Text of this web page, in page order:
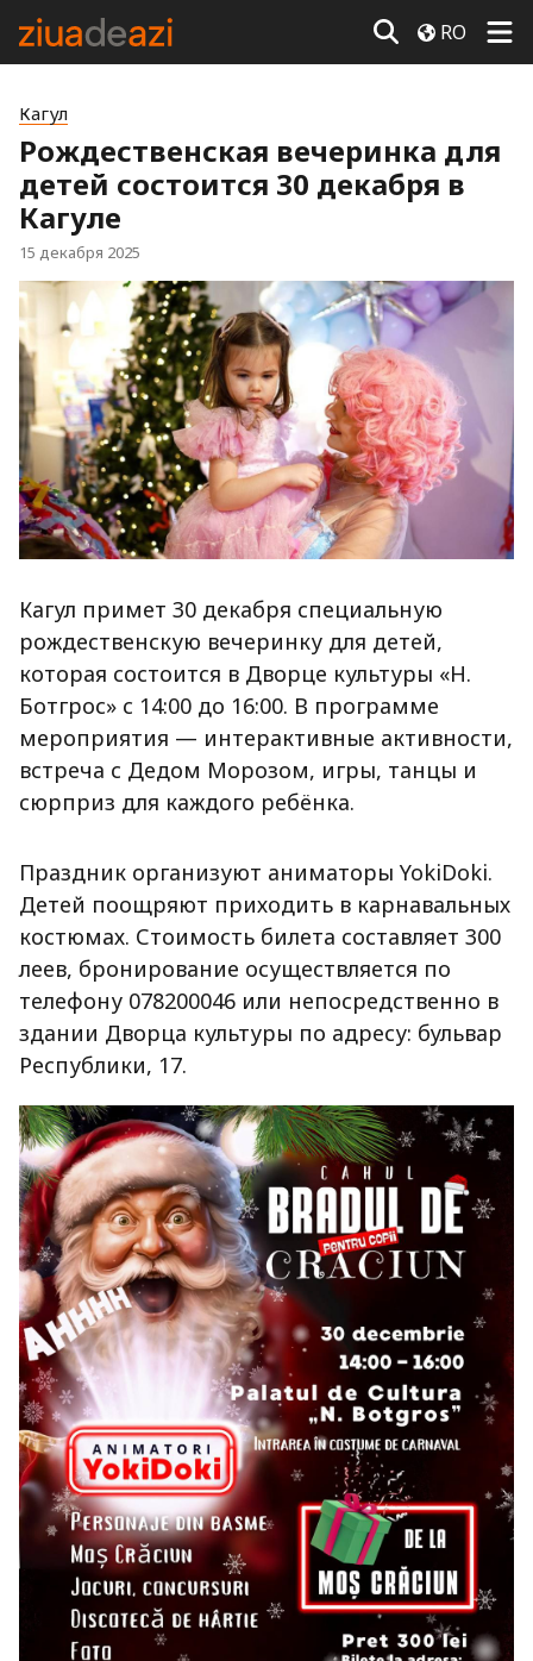
RO
Кагул
Рождественская вечеринка для
детей состоится 30 декабря в
Кагуле
15 декабря 2025
Кагул примет 30 декабря специальную
рождественскую вечеринку для детей,
которая состоится в Дворце культуры «Н.
Ботгрос» с 14:00 до 16:00. В программе
мероприятия — интерактивные активности,
встреча с Дедом Морозом, игры, танцы и
сюрприз для каждого ребёнка.
Праздник организуют аниматоры YokiDoki.
Детей поощряют приходить в карнавальных
костюмах. Стоимость билета составляет 300
леев, бронирование осуществляется по
телефону 078200046 или непосредственно в
здании Дворца культуры по адресу: бульвар
Республики, 17.